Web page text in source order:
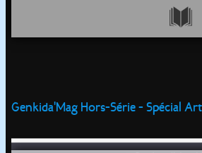
Genkida'Mag Hors-Série - Spécial